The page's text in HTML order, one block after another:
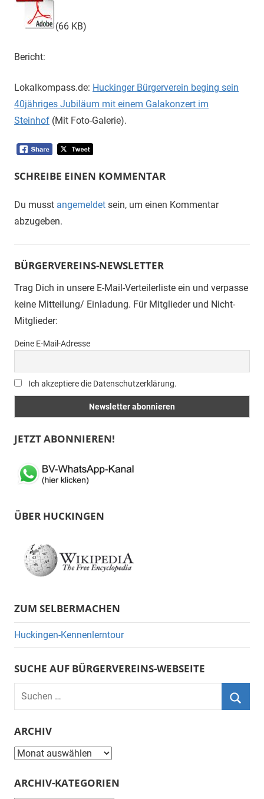
(66 KB)
Bericht:
Lokalkompass.de: Huckinger Bürgerverein beging sein
40jähriges Jubiläum mit einem Galakonzert im
Steinhof (Mit Foto-Galerie).
SCHREIBE EINEN KOMMENTAR
Du musst angemeldet sein, um einen Kommentar
abzugeben.
BÜRGERVEREINS-NEWSLETTER
Trag Dich in unsere E-Mail-Verteilerliste ein und verpasse
keine Mitteilung/ Einladung. Für Mitglieder und Nicht-
Mitglieder:
Deine E-Mail-Adresse
Ich akzeptiere die Datenschutzerklärung.
JETZT ABONNIEREN!
ÜBER HUCKINGEN
ZUM SELBERMACHEN
Huckingen-Kennenlerntour
SUCHE AUF BÜRGERVEREINS-WEBSEITE
Suchen
nach:
ARCHIV
Archiv
ARCHIV-KATEGORIEN